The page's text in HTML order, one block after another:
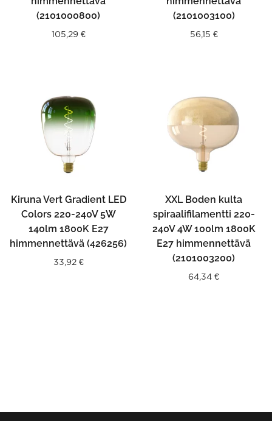
(2101000800)
105,29 €
(2101003100)
56,15 €
Kiruna Vert Gradient LED
Colors 220-240V 5W
140lm 1800K E27
himmennettävä (426256)
33,92 €
XXL Boden kulta
spiraalifilamentti 220-
240V 4W 100lm 1800K
E27 himmennettävä
(2101003200)
64,34 €